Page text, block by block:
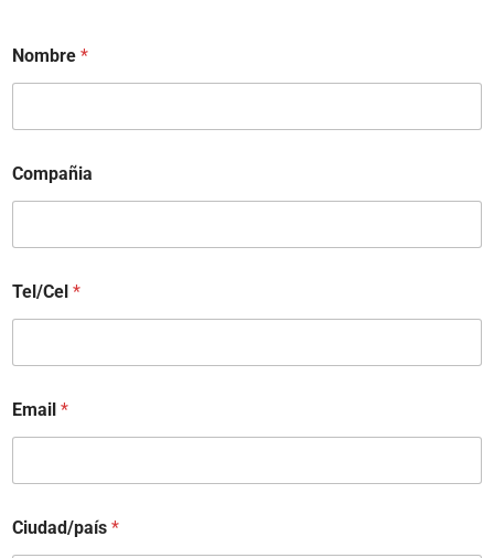
Nombre *
Compañia
Tel/Cel *
Email *
Ciudad/país *